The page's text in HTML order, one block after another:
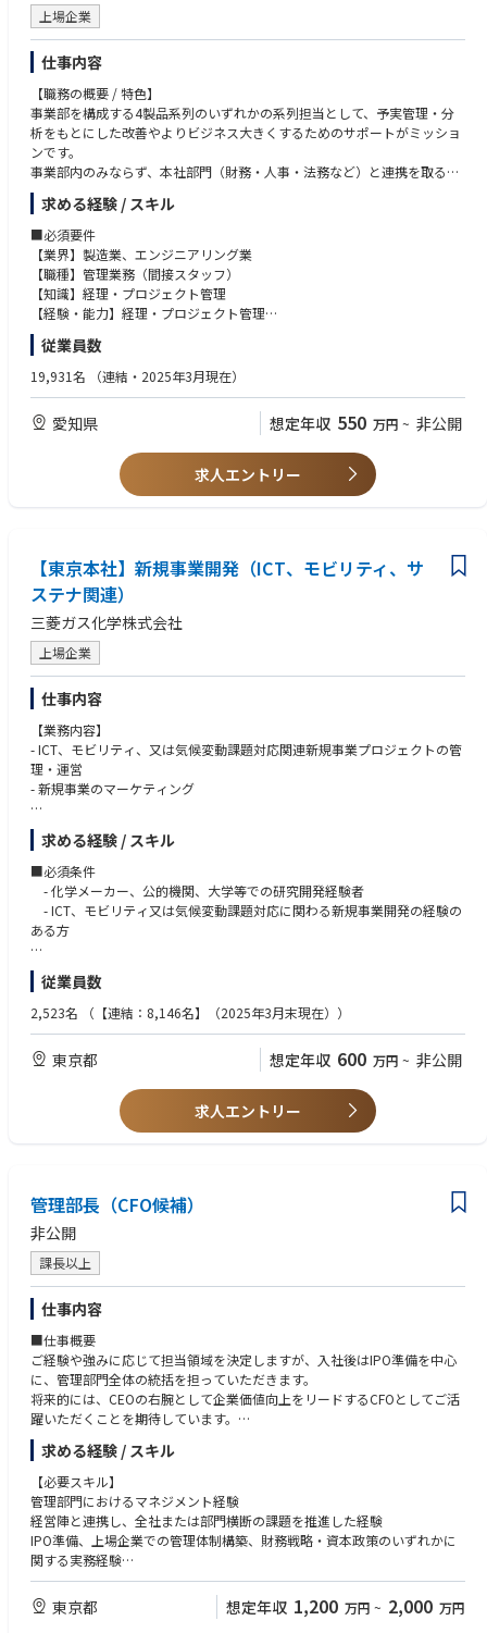
【身につくスキル】
・安全保障貿易管理に関する専門知識および実務対応力
・法令に基づく判断力およびリスクマネジメント力
・社内外の関係者を巻き込む調整・推進力
・業務プロセスの標準化・改善力
・グローバルビジネスを支える輸出管理・物流領域の総合的な知見
上場企業
仕事内容
【職務の概要 / 特色】
事業部を構成する4製品系列のいずれかの系列担当として、予実管理・分
析をもとにした改善やよりビジネス大きくするためのサポートがミッショ
ンです。
事業部内のみならず、本社部門（財務・人事・法務など）と連携を取るこ
とが多く、社内の人脈を幅広く作れることができます。また、人脈のみな
らず幅広い知識・経験を積むことができ、ビジネスパーソンとしての幅も
広がります。
当事業部は電子・化学・医薬など幅広い産業分野に各種装置・サービスを
提供するビジネス展開を行っております。具体的には、電子部品を製造す
る加熱装置や、化学品を扱う耐蝕機器製品、また、医薬（薬）を製造する
ために必須となる医薬用水設備などの装置やサービスを提供しておりま
ニーズに応える製品を幅広い産業分野に提供しています。
参考：https://www.ngk.co.jp/product/search-business/industrial/
【業務の詳細】
・製品系列の実績管理と分析
・営業、技術メンバーからの各種対応（人事、総務、財務、法務関連）
予算管理業務に携わったことのある、フットワークの軽いコミュニケーシ
ョン能力のある即戦力を求めています。
【活かせるスキル】
・製造業における予算策定、実績管理業務
・海外G社でのアドミ業務
【身につくスキル】
・財務、会計スキル（希望があれば、簿記資格取得サポート）
・幅広い産業における業界知識
・コミュニケーション能力
求める経験 / スキル
■必須要件
【業界】製造業、エンジニアリング業
【職種】管理業務（間接スタッフ）
【知識】経理・プロジェクト管理
【経験・能力】経理・プロジェクト管理
【経験年数】MIN3年
【ポジション（リーダー他）】チームリーダー、プロジェクトリーダー経
験
■歓迎要件
【経験年数】MIN5年
【ポジション（リーダー他）】チームリーダー、プロジェクトリーダー経
験、海外駐在経験（アドミ業務）
【資格】簿記3級
従業員数
19,931名 （連結・2025年3月現在）
愛知県 想定年収 550 万円 ~ 非公開
求人エントリー
【東京本社】新規事業開発（ICT、モビリティ、サ
ステナ関連）
三菱ガス化学株式会社
上場企業
仕事内容
【業務内容】
- ICT、モビリティ、又は気候変動課題対応関連新規事業プロジェクトの管
理・運営
- 新規事業のマーケティング
【テーマについて】※ご経験やご志向に応じて担当いただきます
・ICT / モビリティ: 次世代の半導体素材や、電気自動車（EV）関連の材料
など。
・気候変動・サステナ関連: 脱炭素に直結する以下の最先端テーマです。
環境循環型メタノール: CO2と水素から作る環境に優しいメタノール。
バイオマス由来原料: 植物などから作るプラスチックの原料。
CCS / DAC: 工場から出るCO2を回収して地中に埋めたり（CCS）、大気中
【部署について】
3つのターゲット領域と気候変動対策に資するテーマを全社視点で俯瞰し
た上で、戦略策定から事業開発までを一貫して遂行できるように、研究統
括部内の新規事業の創出・開発を推進する組織を事業領域ごとに編成。
求める経験 / スキル
■必須条件
- 化学メーカー、公的機関、大学等での研究開発経験者
- ICT、モビリティ又は気候変動課題対応に関わる新規事業開発の経験の
ある方
■歓迎条件
- 一般的な化学に関する知識をお持ちの方
- 多くの関連部門、外部組織とのコミュニケーション経験、調整経験の
- スピード感を持って課題解決に取組んで頂ける方
従業員数
2,523名 （【連結：8,146名】（2025年3月末現在））
東京都 想定年収 600 万円 ~ 非公開
求人エントリー
管理部長（CFO候補）
非公開
課長以上
仕事内容
■仕事概要
ご経験や強みに応じて担当領域を決定しますが、入社後はIPO準備を中心
に、管理部門全体の統括を担っていただきます。
将来的には、CEOの右腕として企業価値向上をリードするCFOとしてご活
躍いただくことを期待しています。
〇IPO準備（最重要ミッション）
IPOプロジェクト全体の推進
上場に向けた管理体制・ガバナンスの構築
監査法人・証券会社・東証対応
J-SOX・内部統制の整備・運用
開示資料（Ⅰの部、有価証券報告書等）の作成・レビュー
会計・内部統制に関する論点整理
求める経験 / スキル
【必要スキル】
管理部門におけるマネジメント経験
経営陣と連携し、全社または部門横断の課題を推進した経験
IPO準備、上場企業での管理体制構築、財務戦略・資本政策のいずれかに
関する実務経験
財務諸表を理解し、経営課題を数字に基づいて判断できる会計・財務知識
ビジネスレベルの英語力
東京都 想定年収 1,200 万円 ~ 2,000 万円